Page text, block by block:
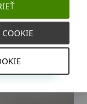
COOKIE